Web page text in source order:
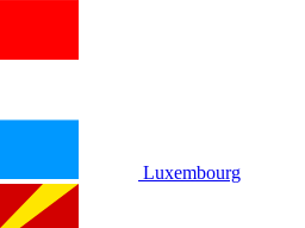
Luxembourg